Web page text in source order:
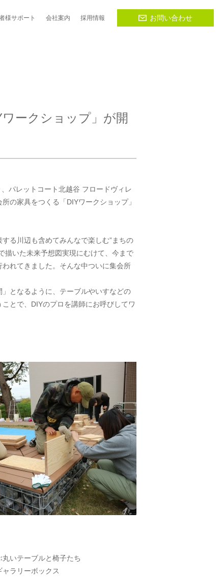
様サポート 会社案内 採用情報 お問い合わせ
ークショップ」が開
パレットコート北越谷 フロードヴィレ
の家具をつくる「DIYワークショップ」
る川辺も含めてみんなで楽しむ”まちの
描いた未来予想図実現にむけて、今まで
れてきました。そんな中ついに集会所
となるように、テーブルやいすなどの
とで、DIYのプロを講師にお呼びしてワ
丸いテーブルと椅子たち
ャラリーボックス